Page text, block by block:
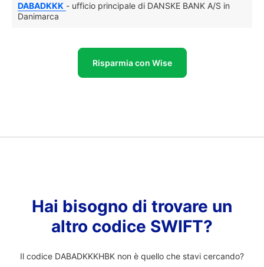
DABADKKK - ufficio principale di DANSKE BANK A/S in
Danimarca
Risparmia con Wise
Hai bisogno di trovare un
altro codice SWIFT?
Il codice DABADKKKHBK non è quello che stavi cercando?